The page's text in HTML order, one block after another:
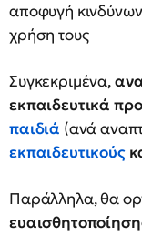
αποφυγή
χρήση τους
Συγκεκριμένα,
εκπαιδευτικά
παιδιά (ανά
εκπαιδευτικούς
Παράλληλα, θα